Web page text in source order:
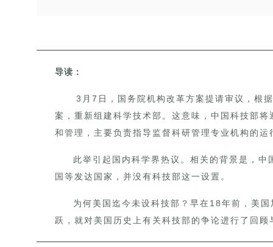
导读：
3月7日，国务院机构改革方案提请审议，根
案，重新组建科学技术部。这意味， 中国 科技部将
和管理， 主要负责指导监督科研管理专业机构的运
此举引起国内科学界热议。 相关的背景是，中
国等发达国家，并没有科技部这一设置。
为何美国迄今未设科技部？早在18年前，美国
跃，就对美国历史上有关科技部的争论进行了回顾